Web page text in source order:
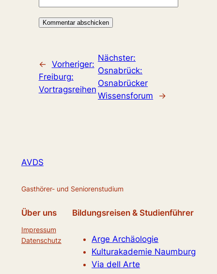
← Vorheriger:
Freiburg:
Vortragsreihen
Nächster:
Osnabrück:
Osnabrücker
Wissensforum
→
AVDS
Gasthörer- und Seniorenstudium
Über uns
Impressum
Datenschutz
Bildungsreisen & Studienführer
Arge Archäologie
Kulturakademie Naumburg
Via dell Arte